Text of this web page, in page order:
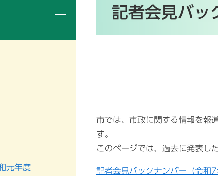
記者会見バッ
市では、市政に関する情報を報
す。
このページでは、過去に発表し
記者会見バックナンバー（令和7
元年度